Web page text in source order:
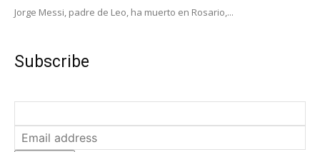
Jorge Messi, padre de Leo, ha muerto en Rosario,...
Subscribe